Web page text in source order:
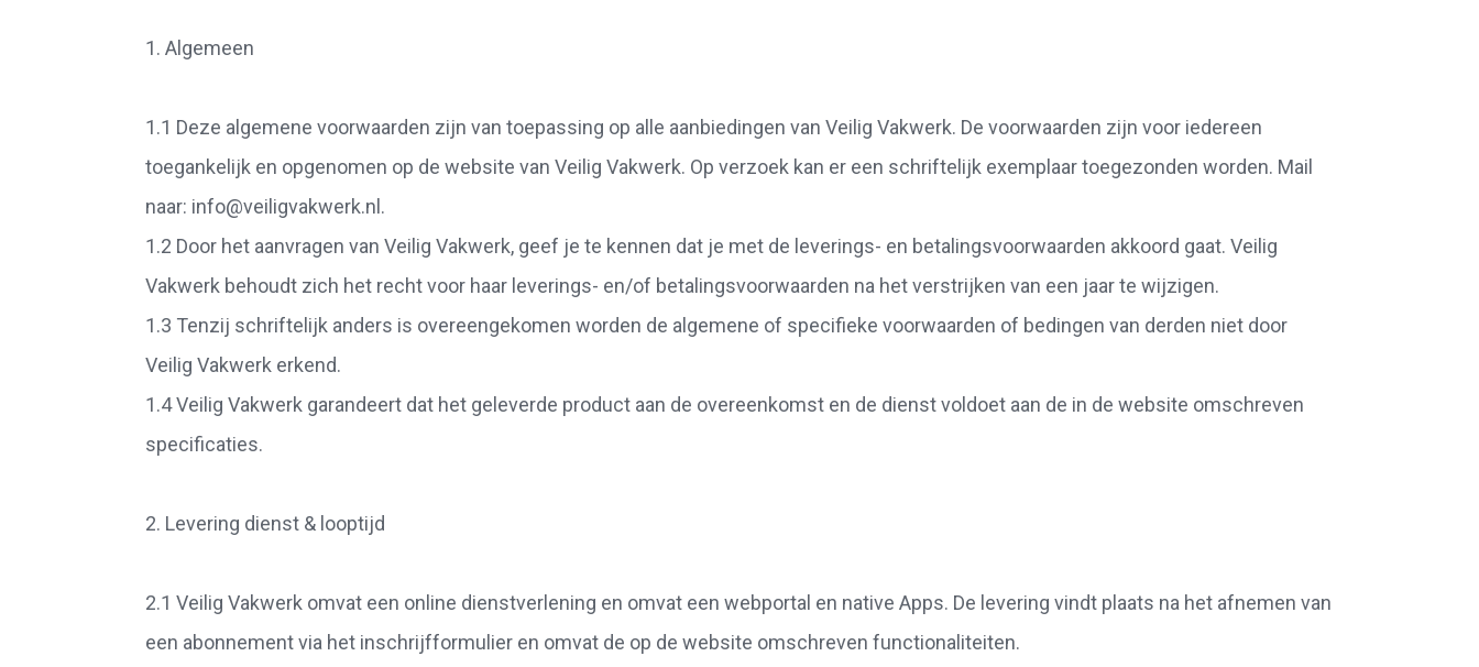
1. Algemeen
1.1 Deze algemene voorwaarden zijn van toepassing op alle aanbiedingen van Veilig Vakwerk. De voorwaarden zijn voor iedereen
toegankelijk en opgenomen op de website van Veilig Vakwerk. Op verzoek kan er een schriftelijk exemplaar toegezonden worden. Mail
naar: info@veiligvakwerk.nl.
1.2 Door het aanvragen van Veilig Vakwerk, geef je te kennen dat je met de leverings- en betalingsvoorwaarden akkoord gaat. Veilig
Vakwerk behoudt zich het recht voor haar leverings- en/of betalingsvoorwaarden na het verstrijken van een jaar te wijzigen.
1.3 Tenzij schriftelijk anders is overeengekomen worden de algemene of specifieke voorwaarden of bedingen van derden niet door
Veilig Vakwerk erkend.
1.4 Veilig Vakwerk garandeert dat het geleverde product aan de overeenkomst en de dienst voldoet aan de in de website omschreven
specificaties.
2. Levering dienst & looptijd
2.1 Veilig Vakwerk omvat een online dienstverlening en omvat een webportal en native Apps. De levering vindt plaats na het afnemen van
een abonnement via het inschrijfformulier en omvat de op de website omschreven functionaliteiten.